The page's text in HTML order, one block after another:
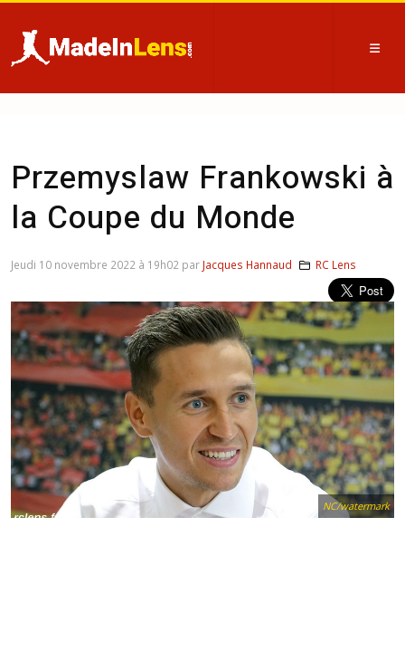
Przemyslaw Frankowski à
la Coupe du Monde
NC/watermark
Jeudi 10 novembre 2022 à 19h02 par Jacques Hannaud RC Lens